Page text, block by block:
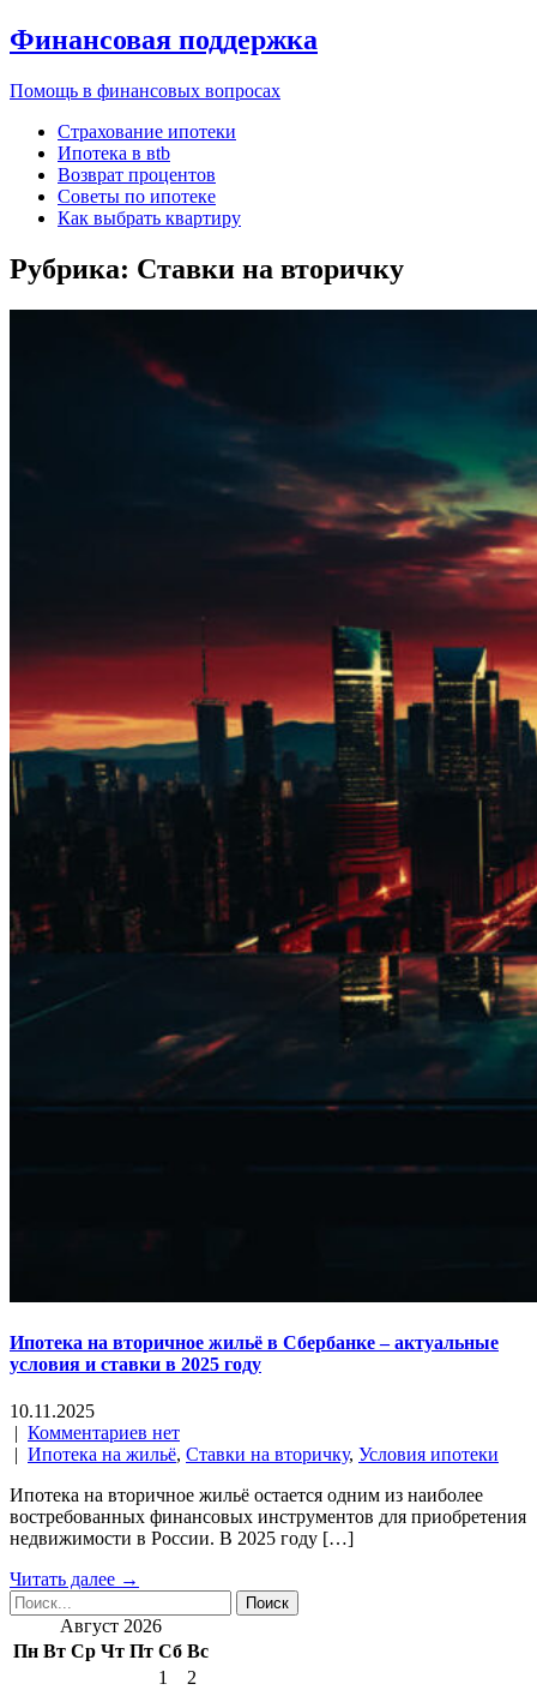
Финансовая поддержка
Помощь в финансовых вопросах
Страхование ипотеки
Ипотека в вtb
Возврат процентов
Советы по ипотеке
Как выбрать квартиру
Рубрика: Ставки на вторичку
Ипотека на вторичное жильё в Сбербанке – актуальные
условия и ставки в 2025 году
10.11.2025
| Комментариев нет
| Ипотека на жильё, Ставки на вторичку, Условия ипотеки
Ипотека на вторичное жильё остается одним из наиболее
востребованных финансовых инструментов для приобретения
недвижимости в России. В 2025 году […]
Читать далее →
Август 2026
Пн Вт Ср Чт Пт Сб Вс
1
2